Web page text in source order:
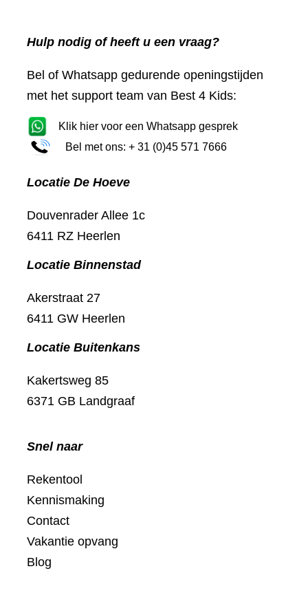
Hulp nodig of heeft u een vraag?
Bel of Whatsapp gedurende openingstijden
met het support team van Best 4 Kids:
Klik hier voor een Whatsapp gesprek
Bel met ons: + 31 (0)45 571 7666
Locatie De Hoeve
Douvenrader Allee 1c
6411 RZ Heerlen
Locatie Binnenstad
Akerstraat 27
6411 GW Heerlen
Locatie Buitenkans
Kakertsweg 85
6371 GB Landgraaf
Snel naar
Rekentool
Kennismaking
Contact
Vakantie opvang
Blog